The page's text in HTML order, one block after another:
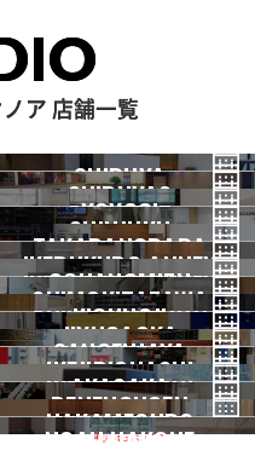
ア 店舗一覧
SHIBUYA
渋谷本店
SHIBUYA2
渋谷2号
YOYOGI
代々木
SHINJUKU
新宿
TAKADANOBABA
高田馬場
IKEBUKURO ANNEX
池袋ANNEX
OCHANOMIZU
御茶ノ水
SHIMOKITAZAWA
下北沢
KICHIJOJI
吉祥寺
JIYUGAOKA
自由が丘
SANGENJAYA
三軒茶屋
IKEJIRIOHASHI
池尻大橋
一時閉店中
AKASAKA
赤坂
DENENCHOFU
田園調布
NAKAMEGURO
NOAH HAKONE